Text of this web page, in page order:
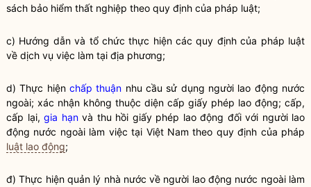
sách bảo hiểm thất nghiệp theo quy định của pháp luật;
c) Hướng dẫn và tổ chức thực hiện các quy định của pháp luật
về dịch vụ việc làm tại địa phương;
d) Thực hiện chấp thuận nhu cầu sử dụng người lao động nước
ngoài; xác nhận không thuộc diện cấp giấy phép lao động; cấp,
cấp lại, gia hạnvà thu hồi giấy phép lao động đối với người lao
động nước ngoài làm việc tại Việt Nam theo quy định của pháp
luật lao động;
đ) Thực hiện quản lý nhà nước về người lao động nước ngoài làm